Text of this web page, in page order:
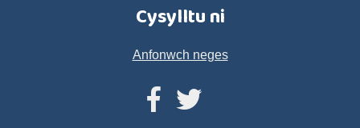
Cysylltu ni
Anfonwch neges